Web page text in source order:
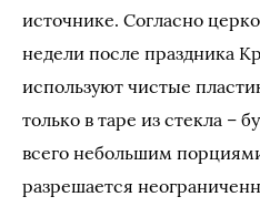
источнике. Согласно
недели после праздника
используют чистые
только в таре из стекла –
всего небольшим
разрешается